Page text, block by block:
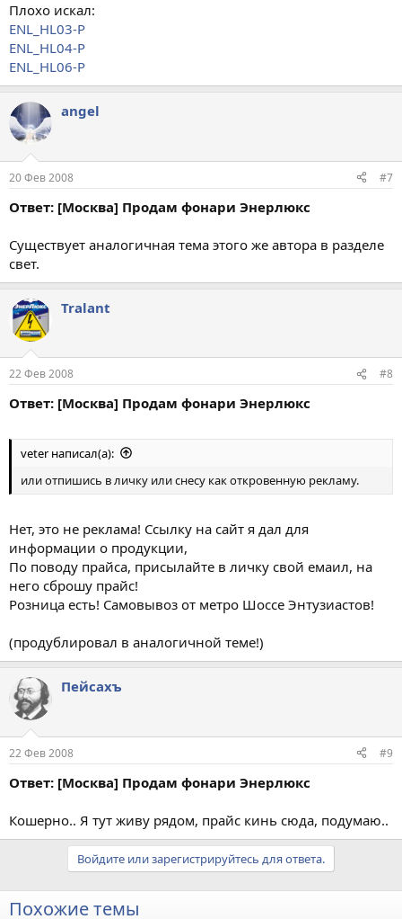
Плохо искал:
ENL_HL03-P
ENL_HL04-P
ENL_HL06-P
angel
20 Фев 2008 #7
Ответ: [Москва] Продам фонари Энерлюкс
Существует аналогичная тема этого же автора в разделе
свет.
Tralant
22 Фев 2008 #8
Ответ: [Москва] Продам фонари Энерлюкс
veter написал(а):
или отпишись в личку или снесу как откровенную рекламу.
Нет, это не реклама! Ссылку на сайт я дал для
информации о продукции,
По поводу прайса, присылайте в личку свой емаил, на
него сброшу прайс!
Розница есть! Самовывоз от метро Шоссе Энтузиастов!
(продублировал в аналогичной теме!)
Пейсахъ
22 Фев 2008 #9
Ответ: [Москва] Продам фонари Энерлюкс
Кошерно.. Я тут живу рядом, прайс кинь сюда, подумаю..
Войдите или зарегистрируйтесь для ответа.
Похожие темы